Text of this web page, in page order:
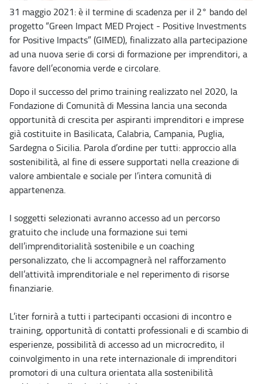
31 maggio 2021: è il termine di scadenza per il 2° bando del
progetto “Green Impact MED Project - Positive Investments
for Positive Impacts” (GIMED), finalizzato alla partecipazione
ad una nuova serie di corsi di formazione per imprenditori, a
favore dell’economia verde e circolare.
Dopo il successo del primo training realizzato nel 2020, la
Fondazione di Comunità di Messina lancia una seconda
opportunità di crescita per aspiranti imprenditori e imprese
già costituite in Basilicata, Calabria, Campania, Puglia,
Sardegna o Sicilia. Parola d’ordine per tutti: approccio alla
sostenibilità, al fine di essere supportati nella creazione di
valore ambientale e sociale per l’intera comunità di
appartenenza.
I soggetti selezionati avranno accesso ad un percorso
gratuito che include una formazione sui temi
dell’imprenditorialità sostenibile e un coaching
personalizzato, che li accompagnerà nel rafforzamento
dell’attività imprenditoriale e nel reperimento di risorse
finanziarie.
L’iter fornirà a tutti i partecipanti occasioni di incontro e
training, opportunità di contatti professionali e di scambio di
esperienze, possibilità di accesso ad un microcredito, il
coinvolgimento in una rete internazionale di imprenditori
promotori di una cultura orientata alla sostenibilità